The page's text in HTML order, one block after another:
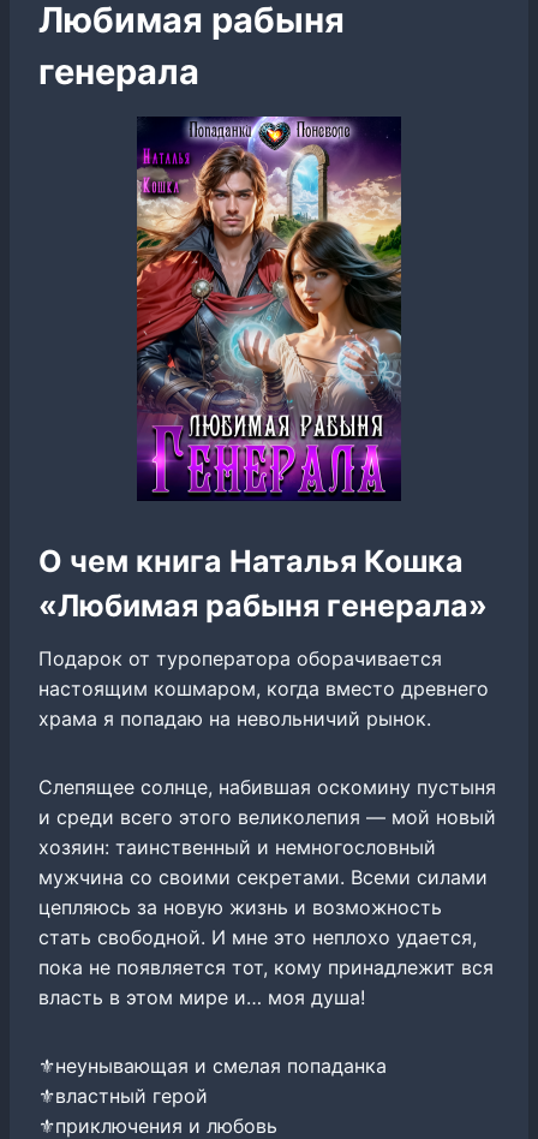
Любимая рабыня
генерала
О чем книга Наталья Кошка
«Любимая рабыня генерала»
Подарок от туроператора оборачивается
настоящим кошмаром, когда вместо древнего
храма я попадаю на невольничий рынок.
Слепящее солнце, набившая оскомину пустыня
и среди всего этого великолепия — мой новый
хозяин: таинственный и немногословный
мужчина со своими секретами. Всеми силами
цепляюсь за новую жизнь и возможность
стать свободной. И мне это неплохо удается,
пока не появляется тот, кому принадлежит вся
власть в этом мире и… моя душа!
⚜неунывающая и смелая попаданка
⚜властный герой
⚜приключения и любовь